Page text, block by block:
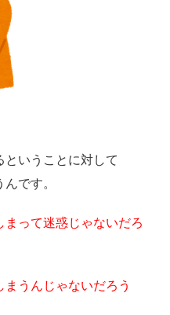
いうことに対して
です。
まって迷惑じゃないだろ
うんじゃないだろう